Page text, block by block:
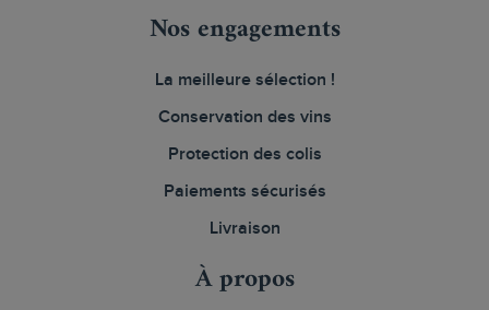
Nos engagements
La meilleure sélection !
Conservation des vins
Protection des colis
Paiements sécurisés
Livraison
À propos